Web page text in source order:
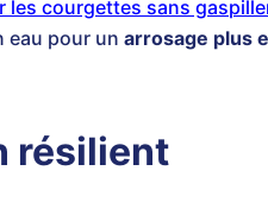
les courgettes sans
eau pour un arrosage plus
résilient